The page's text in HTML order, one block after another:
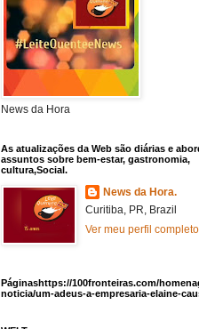
News da Hora
As atualizações da Web são diárias e
assuntos sobre bem-estar, gastronomia,
cultura,Social.
News da Hora.
Curitiba, PR, Brazil
Ver meu perfil completo
Páginashttps://100fronteiras.com/
noticia/um-adeus-a-empresaria-elaine-